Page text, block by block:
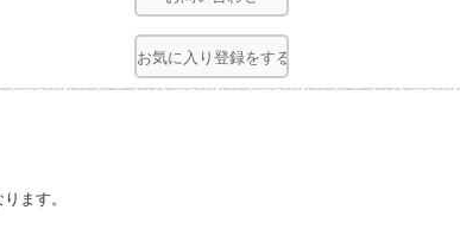
お気に入り登録をする
ます。